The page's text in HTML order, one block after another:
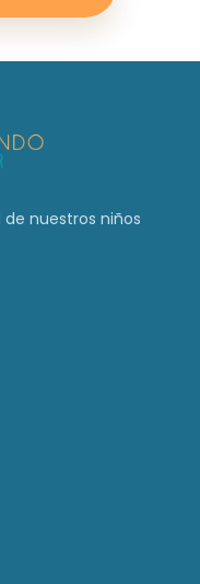
nuestros niños